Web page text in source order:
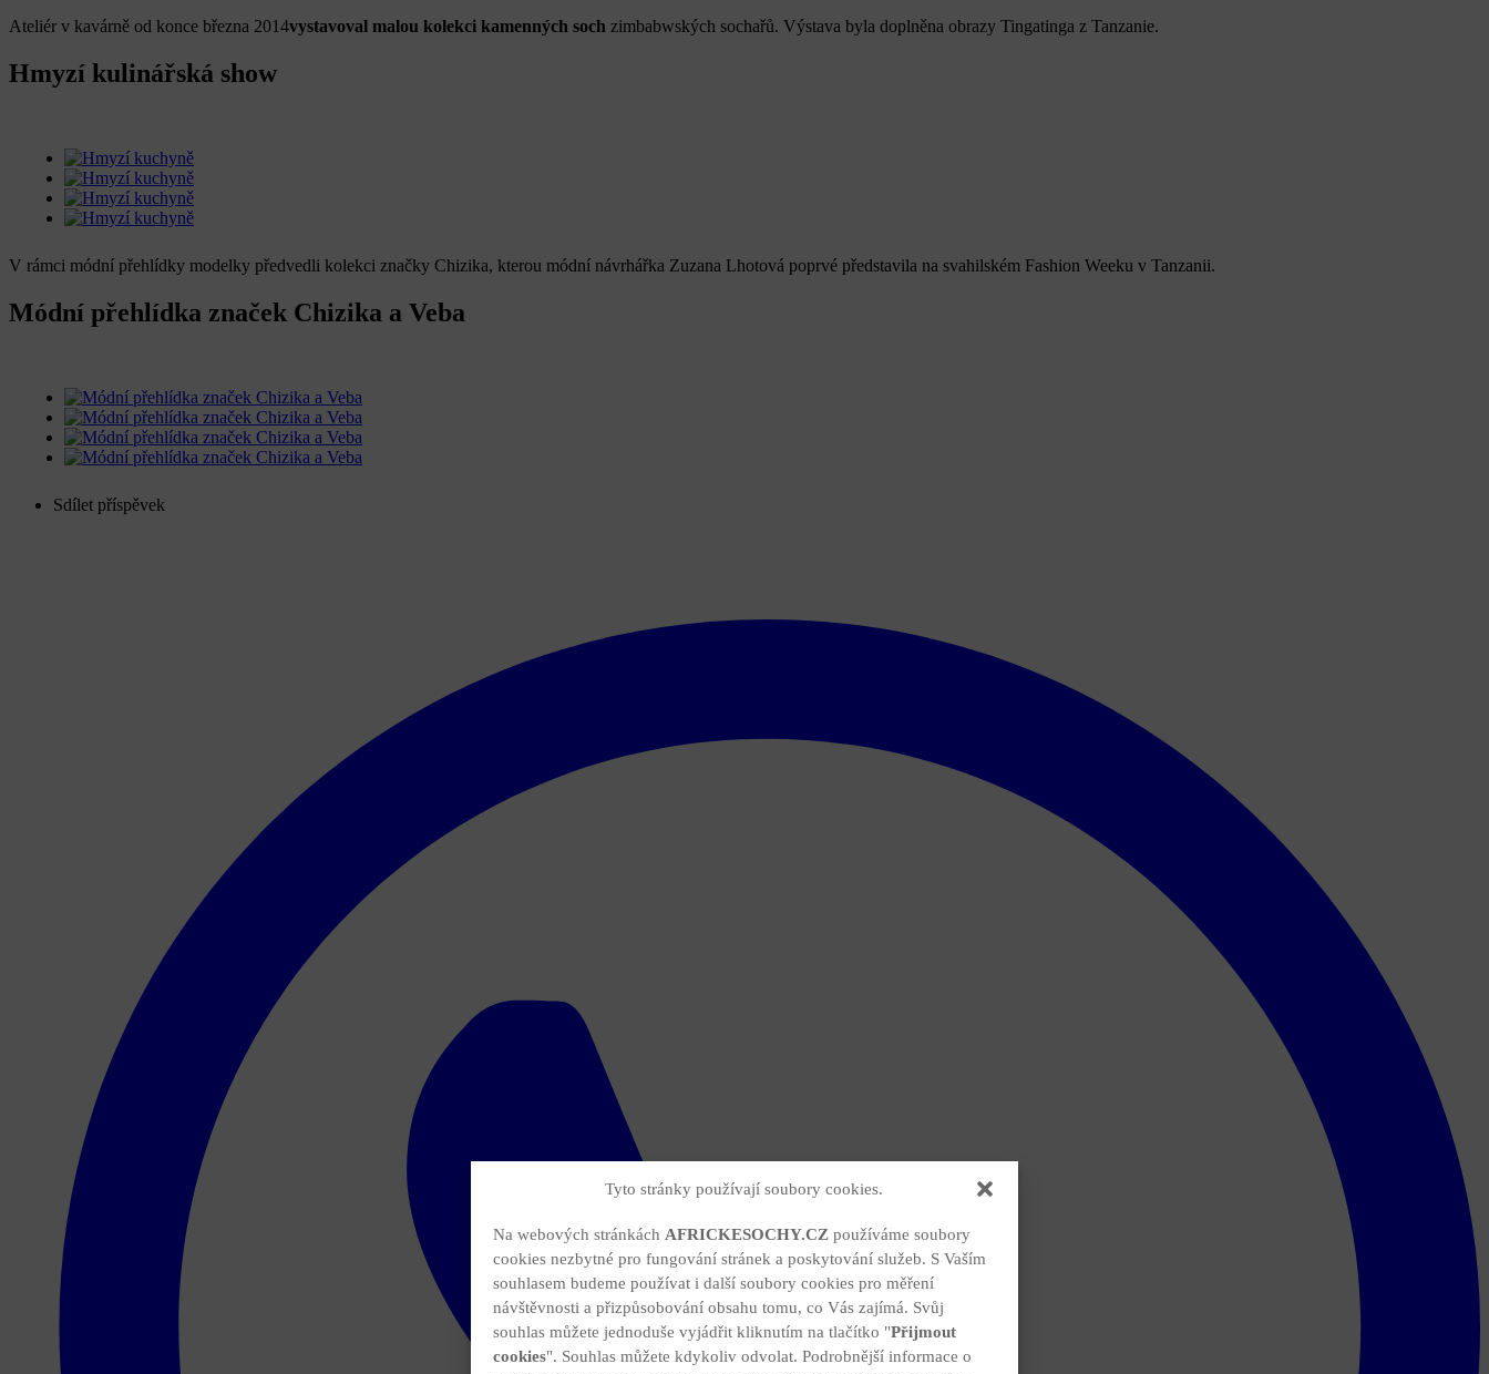
Tyto stránky používají soubory cookies.
Na webových stránkách AFRICKESOCHY.CZ používáme soubory
cookies nezbytné pro fungování stránek a poskytování služeb. S Vaším
souhlasem budeme používat i další soubory cookies pro měření
návštěvnosti a přizpůsobování obsahu tomu, co Vás zajímá. Svůj
souhlas můžete jednoduše vyjádřit kliknutím na tlačítko "Přijmout
cookies". Souhlas můžete kdykoliv odvolat. Podrobnější informace o
Ateliér v kavárně od konce března 2014vystavoval malou kolekci kamenných soch zimbabwských sochařů. Výstava byla doplněna obrazy Tingatinga z Tanzanie.
Hmyzí kulinářská show
V rámci módní přehlídky modelky předvedli kolekci značky Chizika, kterou módní návrhářka Zuzana Lhotová poprvé představila na svahilském Fashion Weeku v Tanzanii.
Módní přehlídka značek Chizika a Veba
Sdílet příspěvek